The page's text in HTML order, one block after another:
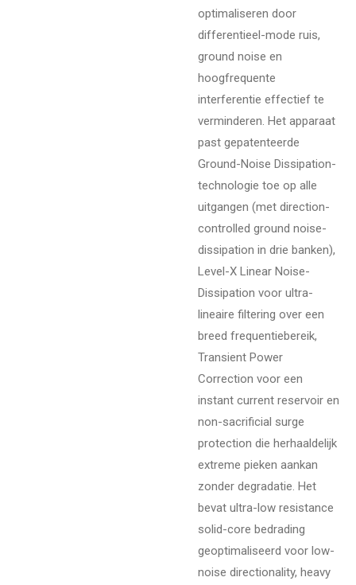
optimaliseren door
differentieel-mode ruis,
ground noise en
hoogfrequente
interferentie effectief te
verminderen. Het apparaat
past gepatenteerde
Ground-Noise Dissipation-
technologie toe op alle
uitgangen (met direction-
controlled ground noise-
dissipation in drie banken),
Level-X Linear Noise-
Dissipation voor ultra-
lineaire filtering over een
breed frequentiebereik,
Transient Power
Correction voor een
instant current reservoir en
non-sacrificial surge
protection die herhaaldelijk
extreme pieken aankan
zonder degradatie. Het
bevat ultra-low resistance
solid-core bedrading
geoptimaliseerd voor low-
noise directionality, heavy